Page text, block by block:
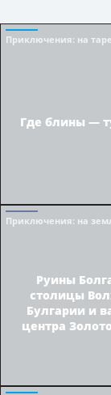
Приключения: на
Где блины —
Приключения: на
Руины
столицы
Булгарии и
центра